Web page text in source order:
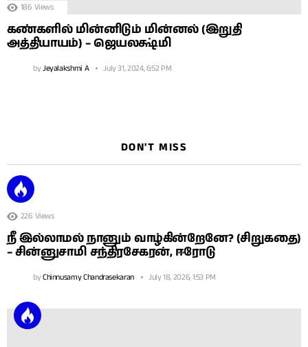
186 Views
கண்களில் மின்னிடும் மின்னல் (இறுதி
அத்தியாயம்) – ஜெயலக்ஷ்மி
byJeyalakshmi A July 31, 2024, 6:52 PM
DON'T MISS
226 Views
நீ இல்லாமல் நானும் வாழ்கின்றேனே? (சிறுகதை)
– சின்னுசாமி சந்திரசேகரன், ஈரோடு
byChinnusamy Chandrasekaran July 18, 2026, 1:53 PM